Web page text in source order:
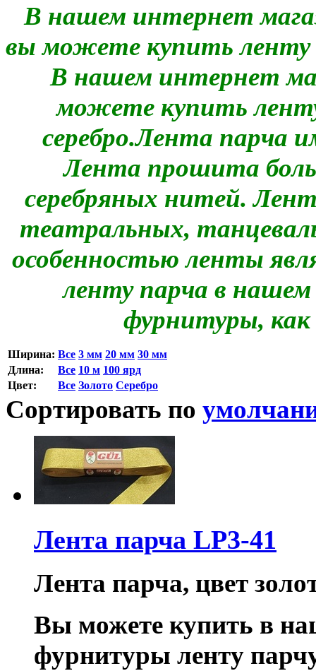
В нашем интернет
вы можете купить ленту
В нашем интернет
можете купить
серебро.Лента парча
Лента прошита
серебряных нитей.
театральных,
особенностью ленты
ленту парча в
фурнитуры,
Ширина: Все 3 мм 20 мм 30 мм
Длина:
Все 10 м 100 ярд
Цвет:
Все Золото Серебро
Сортировать по
Лента парча LP3-41
Лента парча, цвет
Вы можете купить в
фурнитуры ленту